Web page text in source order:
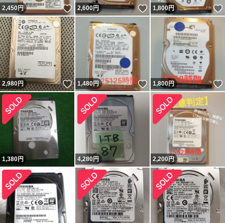
2,450円 いいね！
2,600円 いいね！
1,800円
2,980円 いいね！
1,480円 いいね！
1,800円
1,380円 4,280円 2,200円